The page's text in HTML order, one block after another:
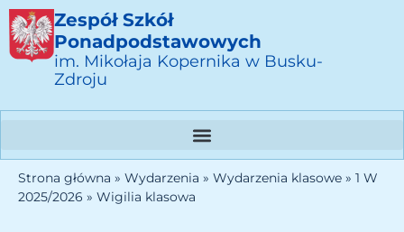
Zespół Szkół
Ponadpodstawowych
im. Mikołaja Kopernika w Busku-
Zdroju
Strona główna » Wydarzenia » Wydarzenia klasowe » 1 W
2025/2026 » Wigilia klasowa